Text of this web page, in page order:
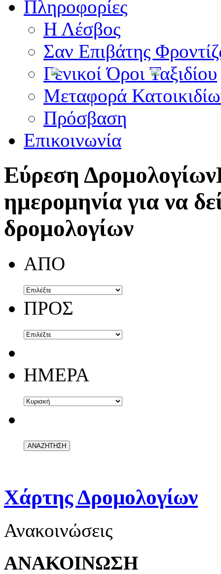
Πληροφορίες
Η Λέσβος
Σαν Επιβάτης
Γενικοί Όροι Ταξιδίου
Μεταφορά
Πρόσβαση
Επικοινωνία
Εύρεση Δρομολογίων
ημερομηνία για να
δρομολογίων
ΑΠΟ
ΠΡΟΣ
ΗΜΕΡΑ
Χάρτης Δρομολογίων
Ανακοινώσεις
ΑΝΑΚΟΙΝΩΣΗ